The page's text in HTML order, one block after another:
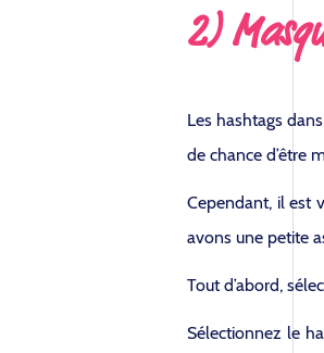
2)
Les hashtags
de chance d’être
Cependant, il est
avons une petite
Tout d’abord,
Sélectionnez le